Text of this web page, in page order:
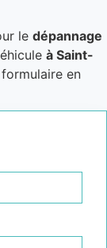
le dépannage
à Saint-
en